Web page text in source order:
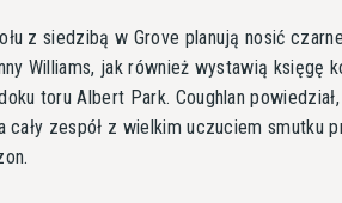
z siedzibą w Grove planują nosić
Williams, jak również wystawią księgę
toru Albert Park. Coughlan
cały zespół z wielkim uczuciem smutku